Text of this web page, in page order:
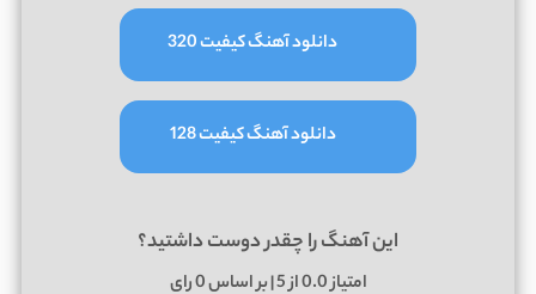
دانلود آهنگ کیفیت 320
دانلود آهنگ کیفیت 128
این آهنگ را چقدر دوست داشتید؟
امتیاز0.0از 5 | بر اساس 0رای